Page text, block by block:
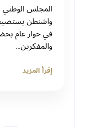
المجلس الوطني
⁧‫واشنطن‬⁩
في حوار عام
والمفكرين...
إقرأ المزيد